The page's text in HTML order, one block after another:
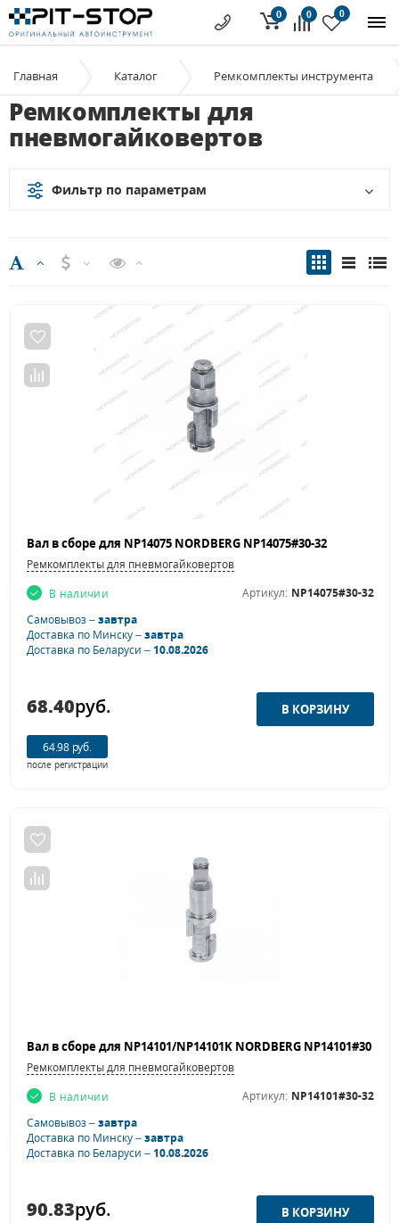
0 0
0
Главная Каталог Ремкомплекты инструмента
Ремкомплекты для
пневмогайковертов
Фильтр по параметрам
Вал в сборе для NP14075 NORDBERG NP14075#30-32
Ремкомплекты для пневмогайковертов
В наличии
Артикул: NP14075#30-32
Самовывоз –завтра
Доставка по Минску –завтра
Доставка по Беларуси –10.08.2026
68.40руб.
64.98 руб.
после регистрации
Ремкомплекты для пневмогайковертов
В наличии
Артикул: NP14101#30-32
Самовывоз –завтра
Доставка по Минску –завтра
Доставка по Беларуси –10.08.2026
90.83руб.